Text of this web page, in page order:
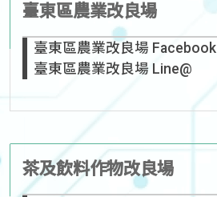
臺東區農業改良場
臺東區農業改良場 Facebook
臺東區農業改良場 Line@
茶及飲料作物改良場